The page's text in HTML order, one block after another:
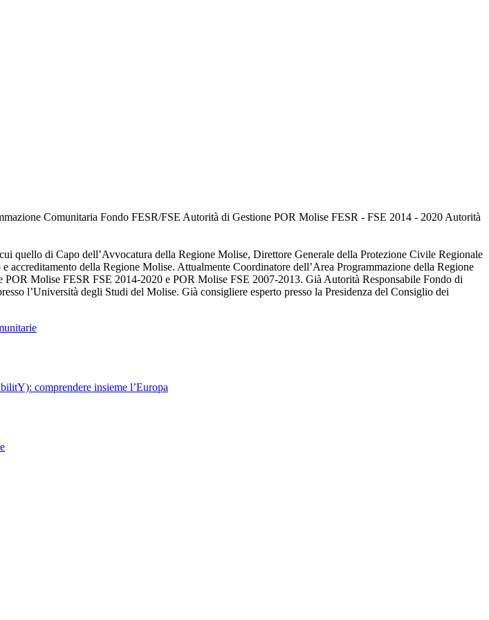
Comunitaria Fondo FESR/FSE Autorità di Gestione POR Molise FESR - FSE 2014 - 2020 Autorità
di Capo dell’Avvocatura della Regione Molise, Direttore Generale della Protezione Civile Regionale
della Regione Molise. Attualmente Coordinatore dell’Area Programmazione della Regione
Molise FESR FSE 2014-2020 e POR Molise FSE 2007-2013. Già Autorità Responsabile Fondo di
l’Università degli Studi del Molise. Già consigliere esperto presso la Presidenza del Consiglio dei
comprendere insieme l’Europa